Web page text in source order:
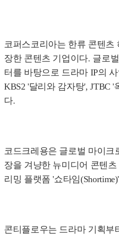
코퍼스코리아는 한류 콘텐츠
장한 콘텐츠 기업이다. 글로
터를 바탕으로 드라마 IP의
KBS2 '달리와 감자탕', JTBC
다.
코드크레용은 글로벌 마이크
장을 겨냥한 뉴미디어 콘텐
리밍 플랫폼 '쇼타임
콘티플로우는 드라마 기획부